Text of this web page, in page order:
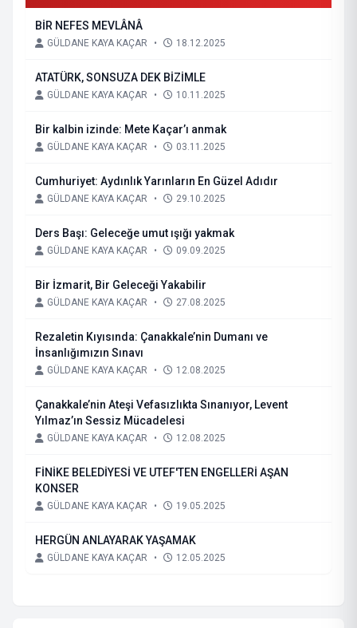
BİR NEFES MEVLÂNÂ
GÜLDANE KAYA KAÇAR • 18.12.2025
ATATÜRK, SONSUZA DEK BİZİMLE
GÜLDANE KAYA KAÇAR • 10.11.2025
Bir kalbin izinde: Mete Kaçar’ı anmak
GÜLDANE KAYA KAÇAR • 03.11.2025
Cumhuriyet: Aydınlık Yarınların En Güzel Adıdır
GÜLDANE KAYA KAÇAR • 29.10.2025
Ders Başı: Geleceğe umut ışığı yakmak
GÜLDANE KAYA KAÇAR • 09.09.2025
Bir İzmarit, Bir Geleceği Yakabilir
GÜLDANE KAYA KAÇAR • 27.08.2025
Rezaletin Kıyısında: Çanakkale’nin Dumanı ve
İnsanlığımızın Sınavı
GÜLDANE KAYA KAÇAR • 12.08.2025
Çanakkale’nin Ateşi Vefasızlıkta Sınanıyor, Levent
Yılmaz’ın Sessiz Mücadelesi
GÜLDANE KAYA KAÇAR • 12.08.2025
FİNİKE BELEDİYESİ VE UTEF'TEN ENGELLERİ AŞAN
KONSER
GÜLDANE KAYA KAÇAR • 19.05.2025
HERGÜN ANLAYARAK YAŞAMAK
GÜLDANE KAYA KAÇAR • 12.05.2025